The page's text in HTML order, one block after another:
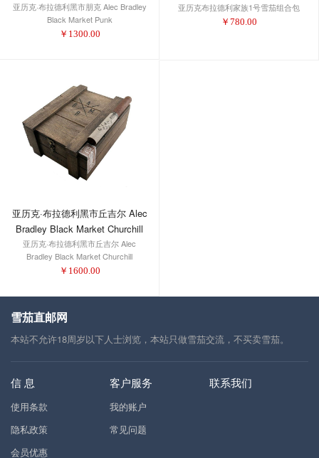
亚历克·布拉德利黑市朋克 Alec Bradley
Black Market Punk
￥ 1300.00
SAMPLER #1
亚历克布拉德利家族1号雪茄组合包
￥ 780.00
亚历克·布拉德利黑市丘吉尔 Alec
Bradley Black Market Churchill
亚历克·布拉德利黑市丘吉尔 Alec
Bradley Black Market Churchill
￥ 1600.00
雪茄直邮网
本站不允许18周岁以下人士浏览，本站只做雪茄交流，不买卖雪茄。
信 息
使用条款
隐私政策
会员优惠
客户服务
我的账户
常见问题
联系我们